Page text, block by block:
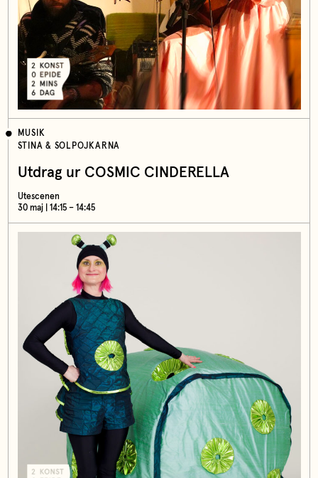
MUSIK
STINA & SOLPOJKARNA
Utdrag ur COSMIC CINDERELLA
Utescenen
30 maj | 14:15 – 14:45